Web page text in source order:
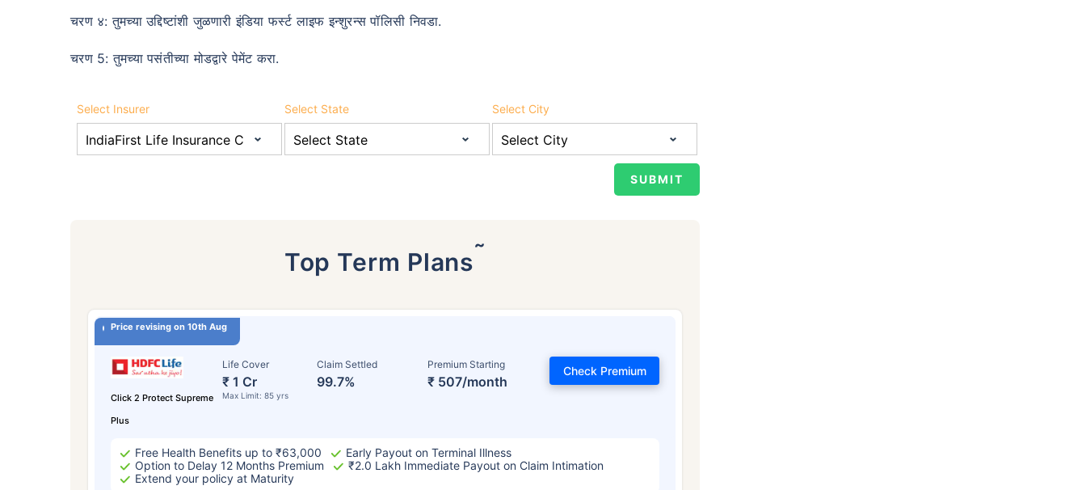
चरण ४: तुमच्या उद्दिष्टांशी जुळणारी इंडिया फर्स्ट लाइफ इन्शुरन्स पॉलिसी निवडा.
चरण 5: तुमच्या पसंतीच्या मोडद्वारे पेमेंट करा.
Select Insurer Select State Select City
Top Term Plans˜
Price revising on 10th Aug
Click 2 Protect Supreme
Plus
Life Cover
₹ 1 Cr
Max Limit: 85 yrs
Claim Settled
99.7%
Premium Starting
₹ 507/month
Check Premium
Free Health Benefits up to ₹63,000
Early Payout on Terminal Illness
Option to Delay 12 Months Premium
₹2.0 Lakh Immediate Payout on Claim Intimation
Extend your policy at Maturity
तुमच्या कुटुंबाची सुरक्षा फक्त एक पाऊल दूर आह